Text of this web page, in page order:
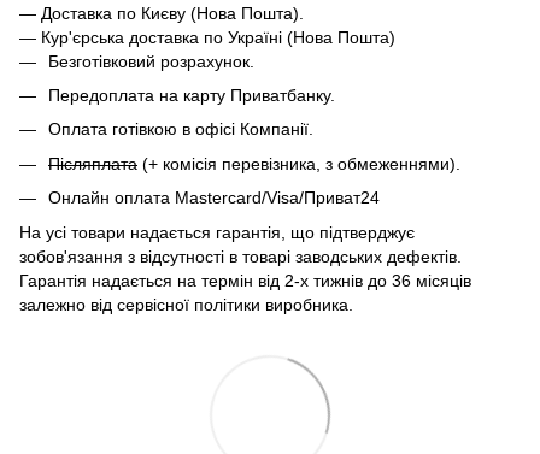
— Доставка по Києву (Нова Пошта).
— Кур'єрська доставка по Україні (Нова Пошта)
Безготівковий розрахунок.
Передоплата на карту Приватбанку.
Оплата готівкою в офісі Компанії.
Післяплата (+ комісія перевізника, з обмеженнями).
Онлайн оплата Mastercard/Visa/Приват24
На усі товари надається гарантія, що підтверджує
зобов'язання з відсутності в товарі заводських дефектів.
Гарантія надається на термін від 2-х тижнів до 36 місяців
залежно від сервісної політики виробника.